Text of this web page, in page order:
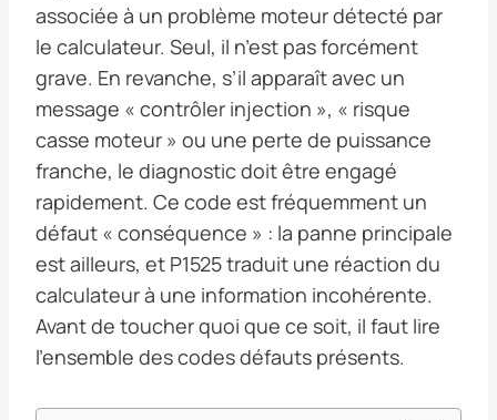
associée à un problème moteur détecté par
le calculateur. Seul, il n’est pas forcément
grave. En revanche, s’il apparaît avec un
message « contrôler injection », « risque
casse moteur » ou une perte de puissance
franche, le diagnostic doit être engagé
rapidement. Ce code est fréquemment un
défaut « conséquence » : la panne principale
est ailleurs, et P1525 traduit une réaction du
calculateur à une information incohérente.
Avant de toucher quoi que ce soit, il faut lire
l’ensemble des codes défauts présents.